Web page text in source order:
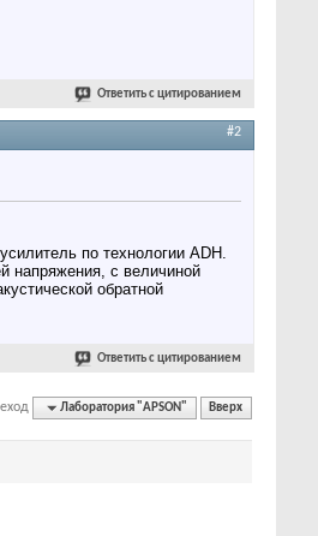
Ответить с цитированием
#2
по технологии ADH.
напряжения, с величиной
обратной
Ответить с цитированием
Лаборатория "APSON" Вверх